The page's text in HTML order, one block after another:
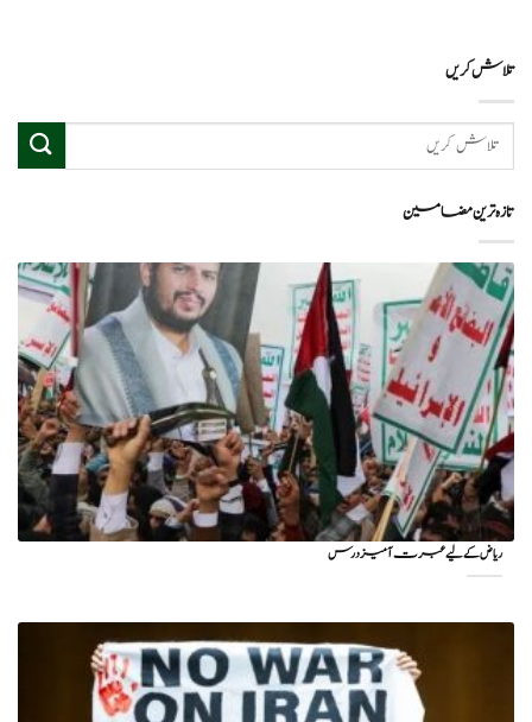
تلاش کریں
تازہ ترین مضامین
ریاض کے لیے عبرت آمیز درس